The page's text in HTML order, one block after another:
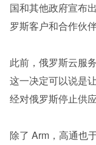
国和其他政府宣布
罗斯客户和合作伙
此前，俄罗斯云服
这一决定可以说是
经对俄罗斯停止供
除了 Arm，高通也